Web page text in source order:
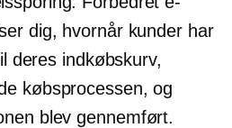
dig, hvornår kunder har
deres indkøbskurv,
købsprocessen, og
blev gennemført.